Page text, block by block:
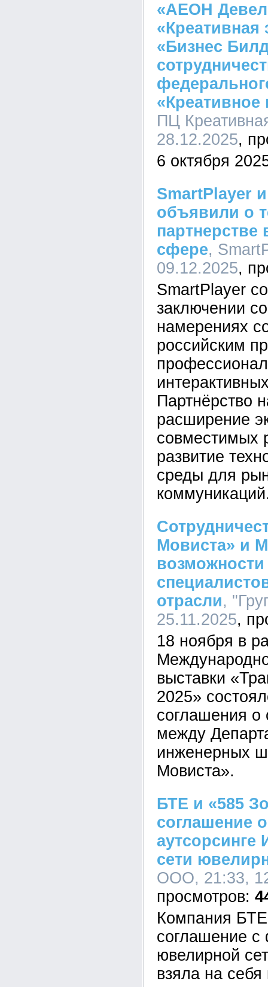
«АЕОН
«Бизнес
«Креативное
ПЦ
28.12.2025
6 октября
SmartPlayer
объявили о
сфере,
09.12.2025
SmartPlayer
заключении
намерениях
российским
Партнёрство
расширение
совместимых
развитие
среды для
Мовиста» и
отрасли,
25.11.2025
18 ноября в
выставки
2025»
соглашения о
между
инженерных
Мовиста».
БТЕ и «585
соглашение
сети
ООО, 21:33,
Компания
соглашение
ювелирной
взяла на